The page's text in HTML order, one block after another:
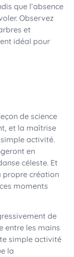
que l’absence
Observez
et
idéal pour
de science
et la maîtrise
activité.
en
céleste. Et
propre création
moments
de
entre les mains
simple activité
la